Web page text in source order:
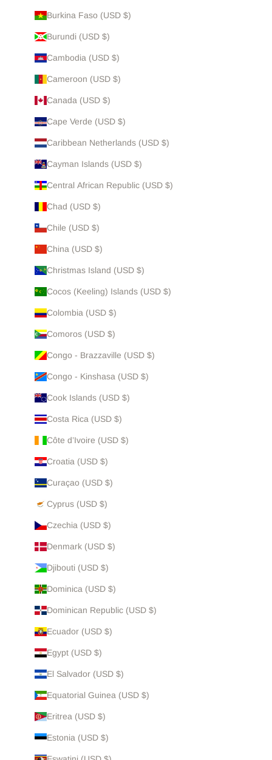
Burkina Faso (USD $)
Burundi (USD $)
Cambodia (USD $)
Cameroon (USD $)
Canada (USD $)
Cape Verde (USD $)
Caribbean Netherlands (USD $)
Cayman Islands (USD $)
Central African Republic (USD $)
Chad (USD $)
Chile (USD $)
China (USD $)
Christmas Island (USD $)
Cocos (Keeling) Islands (USD $)
Colombia (USD $)
Comoros (USD $)
Congo - Brazzaville (USD $)
Congo - Kinshasa (USD $)
Cook Islands (USD $)
Costa Rica (USD $)
Côte d’Ivoire (USD $)
Croatia (USD $)
Curaçao (USD $)
Cyprus (USD $)
Czechia (USD $)
Denmark (USD $)
Djibouti (USD $)
Dominica (USD $)
Dominican Republic (USD $)
Ecuador (USD $)
Egypt (USD $)
El Salvador (USD $)
Equatorial Guinea (USD $)
Eritrea (USD $)
Estonia (USD $)